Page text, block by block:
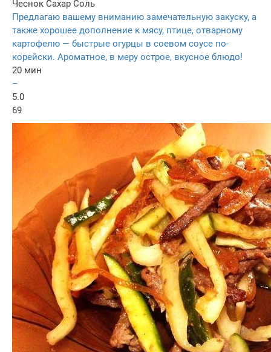
Чеснок Сахар Соль
Предлагаю вашему вниманию замечательную закуску, а
также хорошее дополнение к мясу, птице, отварному
картофелю — быстрые огурцы в соевом соусе по-
корейски. Ароматное, в меру острое, вкусное блюдо!
20 мин
–
5.0
69